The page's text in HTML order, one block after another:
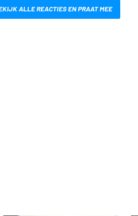
ALLE REACTIES EN PRAAT MEE